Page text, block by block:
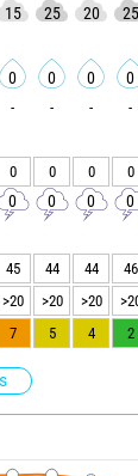
15 25 20 25
0 0 0 0
- - - -
0 0 0 0
0 0 0 0
45 44 44
46
>20 >20 >20
7 5 4 2